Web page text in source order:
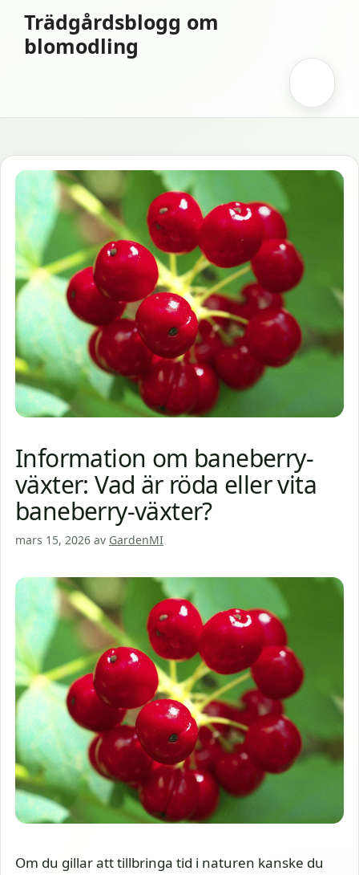
innehåll
Trädgårdsblogg om
blomodling
Information om baneberry-
växter: Vad är röda eller vita
baneberry-växter?
mars 15, 2026 av GardenMI
Om du gillar att tillbringa tid i naturen kanske du